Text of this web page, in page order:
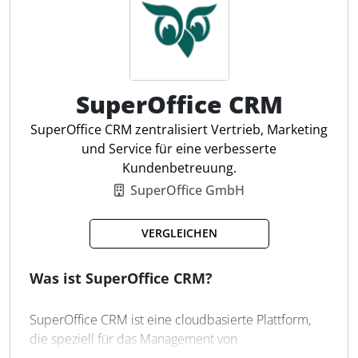
Datenverwaltung und effizienten Workflows, die die
Kundenbindung verbessern.
Kundenpflege in Echtzeit
KI-gestützte Automatisierung
Anomalien im Vertrieb erkennen
Lead-Zuweisung automatisieren
E-Mail-Integration
Workflow-Automatisierung
Wettbewerbserkennung
BI- und Analysefunktionen
Datenvalidierung ergänzen
SuperOffice CRM
SuperOffice CRM zentralisiert Vertrieb, Marketing
und Service für eine verbesserte
Kundenbetreuung.
SuperOffice GmbH
VERGLEICHEN
Was ist SuperOffice CRM?
SuperOffice CRM ist eine cloudbasierte Plattform,
die speziell für das Management von